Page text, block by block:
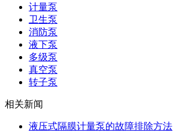
计量泵
卫生泵
消防泵
液下泵
多级泵
真空泵
转子泵
相关新闻
液压式隔膜计量泵的故障排除方法